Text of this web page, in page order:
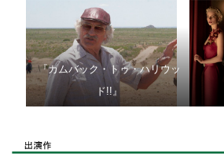
『カムバック・トゥ・ハリウッ
ド!!』